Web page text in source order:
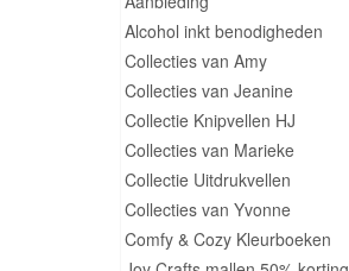
Alcohol inkt benodigheden
Collecties van Amy
Collecties van Jeanine
Collectie Knipvellen HJ
Collecties van Marieke
Collectie Uitdrukvellen
Collecties van Yvonne
Comfy & Cozy Kleurboeken